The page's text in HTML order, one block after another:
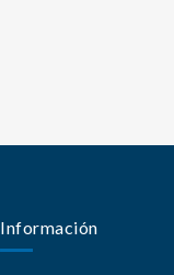
Información